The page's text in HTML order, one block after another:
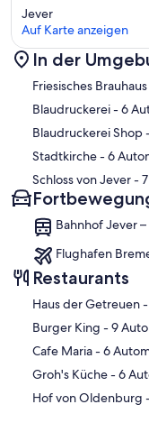
Jever
Auf Karte anzeigen
In der
Friesisches
Blaudruckerei- 6
Blaudruckerei Shop
Stadtkirche- 6
Schloss von Jever-
Bahnhof Jever
Flughafen
Restaurants
‪Burger
‪Cafe Maria -
‪Groh's